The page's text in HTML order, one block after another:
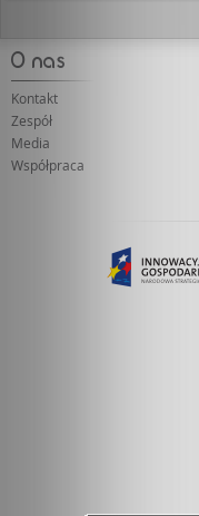
Kontakt
Zespół
Media
Współpraca